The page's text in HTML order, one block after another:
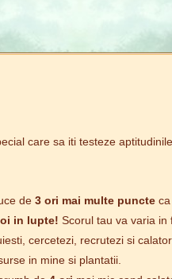
care sa iti testeze
de3 ori mai multe puncte
in lupte! Scorul tau va varia in
cercetezi, recrutezi si
in mine si plantatii.